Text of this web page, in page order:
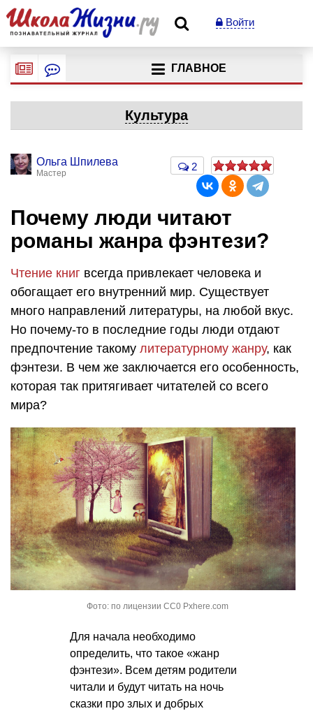
Войти
ГЛАВНОЕ
Культура
Ольга Шпилева
Мастер
2
Почему люди читают
романы жанра фэнтези?
Чтение книг всегда привлекает человека и
обогащает его внутренний мир. Существует
много направлений литературы, на любой вкус.
Но почему-то в последние годы люди отдают
предпочтение такому литературному жанру, как
фэнтези. В чем же заключается его особенность,
которая так притягивает читателей со всего
мира?
Фото: по лицензии CC0 Pxhere.com
Для начала необходимо
определить, что такое «жанр
фэнтези». Всем детям родители
читали и будут читать на ночь
сказки про злых и добрых